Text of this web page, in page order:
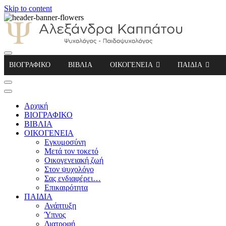
Skip to content
Αλεξάνδρα Καππάτου Ψυχολόγος –
ΒΙΟΓΡΑΦΙΚΟ ΒΙΒΛΙΑ ΟΙΚΟΓΕΝΕΙΑ ΠΑΙΔΙΑ
Αρχική
ΒΙΟΓΡΑΦΙΚΟ
ΒΙΒΛΙΑ
ΟΙΚΟΓΕΝΕΙΑ
Εγκυμοσύνη
Μετά τον τοκετό
Οικογενειακή ζωή
Στον ψυχολόγο
Σας ενδιαφέρει…
Επικαιρότητα
ΠΑΙΔΙΑ
Ανάπτυξη
Ύπνος
Διατροφή